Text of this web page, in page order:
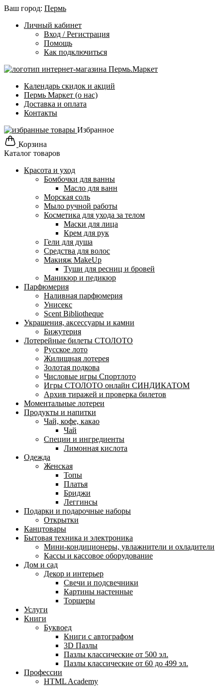
Ваш город: Пермь
Личный кабинет
Вход / Регистрация
Помощь
Как подключиться
Календарь скидок и акций
Пермь Маркет (о нас)
Доставка и оплата
Контакты
Избранное
Корзина
Каталог товаров
Красота и уход
Бомбочки для ванны
Масло для ванн
Морская соль
Мыло ручной работы
Косметика для ухода за телом
Маски для лица
Крем для рук
Гели для душа
Средства для волос
Макияж MakeUp
Туши для ресниц и бровей
Маникюр и педикюр
Парфюмерия
Наливная парфюмерия
Унисекс
Scent Bibliotheque
Украшения, аксессуары и камни
Бижутерия
Лотерейные билеты СТОЛОТО
Русское лото
Жилищная лотерея
Золотая подкова
Числовые игры Спортлото
Игры СТОЛОТО онлайн СИНДИКАТОМ
Архив тиражей и проверка билетов
Моментальные лотереи
Продукты и напитки
Чай, кофе, какао
Чай
Специи и ингредиенты
Лимонная кислота
Одежда
Женская
Топы
Платья
Бриджи
Леггинсы
Подарки и подарочные наборы
Открытки
Канцтовары
Бытовая техника и электроника
Мини-кондиционеры, увлажнители и охладители
Кассы и кассовое оборудование
Дом и сад
Декор и интерьер
Свечи и подсвечники
Картины настенные
Торшеры
Услуги
Книги
Буквоед
Книги с автографом
3D Пазлы
Пазлы классические от 500 эл.
Пазлы классические от 60 до 499 эл.
Профессии
HTML Academy